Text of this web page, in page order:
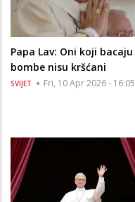
Papa Lav: Oni koji bacaju
bombe nisu kršćani
SVIJET Fri, 10 Apr 2026 - 16:05